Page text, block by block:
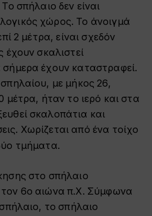
σπήλαιο δεν είναι
χώρος. Το άνοιγμά
2 μέτρα, είναι σχεδόν
έχουν σκαλιστεί
έχουν καταστραφεί.
με μήκος 26,
μέτρα, ήταν το ιερό και στα
σκαλοπάτια και
Χωρίζεται από ένα τοίχο
τμήματα.
στο σπήλαιο
6ο αιώνα π.Χ. Σύμφωνα
το σπήλαιο